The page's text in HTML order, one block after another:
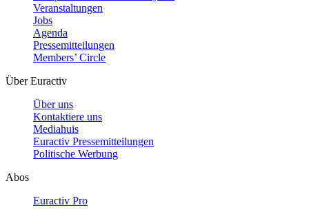
Veranstaltungen
Jobs
Agenda
Pressemitteilungen
Members’ Circle
Über Euractiv
Über uns
Kontaktiere uns
Mediahuis
Euractiv Pressemitteilungen
Politische Werbung
Abos
Euractiv Pro